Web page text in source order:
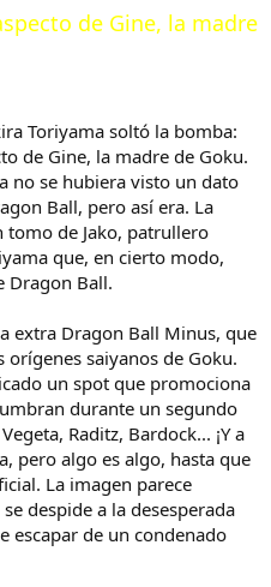
de Gine, la madre
Toriyama soltó la bomba:
de Gine, la madre de Goku.
no se hubiera visto un dato
Ball, pero así era. La
tomo de Jako, patrullero
que, en cierto modo,
Dragon Ball.
extra Dragon Ball Minus, que
saiyanos de Goku.
un spot que promociona
durante un segundo
Raditz, Bardock... ¡Y a
pero algo es algo, hasta que
La imagen parece
despide a la desesperada
escapar de un condenado